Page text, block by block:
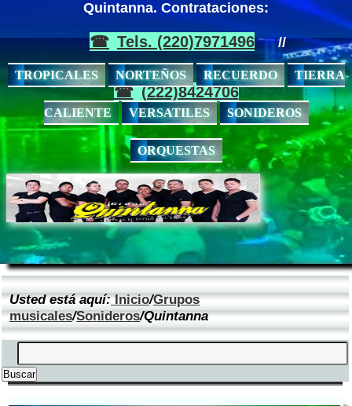
Quintanna. Contrataciones:
Tels. (220)7971496 //
(222)8424706
TROPICALES NORTEÑOS RECUERDO TIERRA
CALIENTE VERSATILES SONIDEROS
ORQUESTAS
Usted está aquí:Inicio/Grupos
musicales/Sonideros/Quintanna